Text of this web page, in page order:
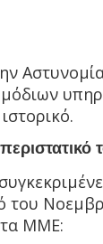
του
ΜΜΕ: